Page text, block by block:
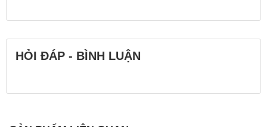
Mounting
Yoke Type
HỎI ĐÁP - BÌNH LUẬN